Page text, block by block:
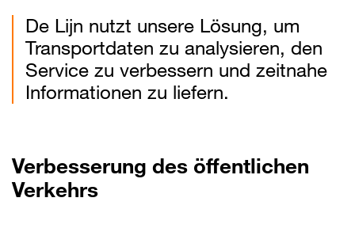
De Lijn nutzt unsere Lösung, um
Transportdaten zu analysieren, den
Service zu verbessern und zeitnahe
Informationen zu liefern.
Verbesserung des öffentlichen
Verkehrs